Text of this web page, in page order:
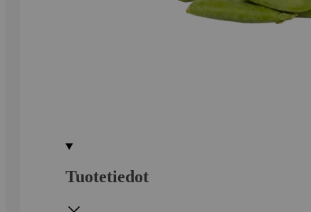
Tuotetiedot